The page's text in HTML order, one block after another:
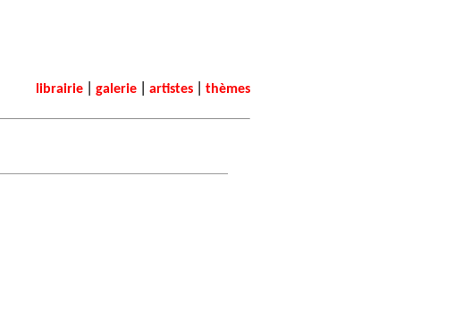
librairie galerie artistes thèmes